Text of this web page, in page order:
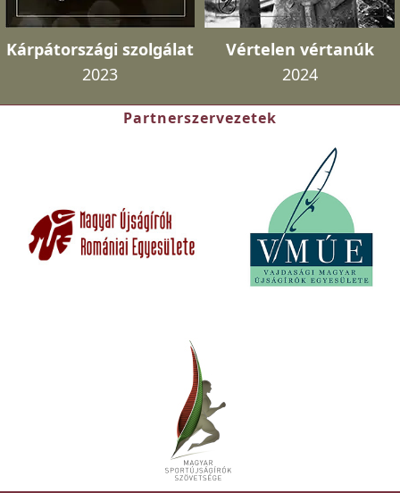
Kárpátországi szolgálat
2023
Vértelen vértanúk
2024
Partnerszervezetek